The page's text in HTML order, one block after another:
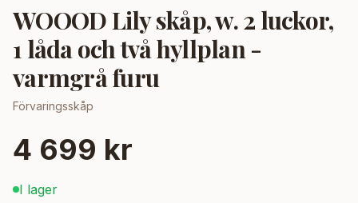
WOOOD Lily skåp, w. 2 luckor,
1 låda och två hyllplan -
varmgrå furu
Förvaringsskåp
4 699 kr
I lager